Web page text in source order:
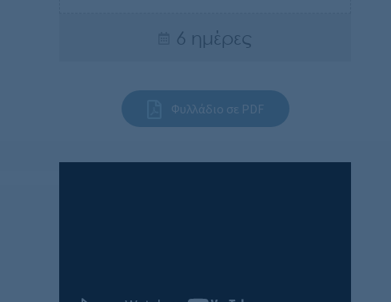
6 ημέρες
Φυλλάδιο σε PDF